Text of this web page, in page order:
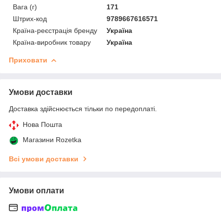
Вага (г)
171
Штрих-код
9789667616571
Країна-реєстрація бренду
Україна
Країна-виробник товару
Україна
Приховати
Умови доставки
Доставка здійснюється тільки по передоплаті.
Нова Пошта
Магазини Rozetka
Всі умови доставки
Умови оплати